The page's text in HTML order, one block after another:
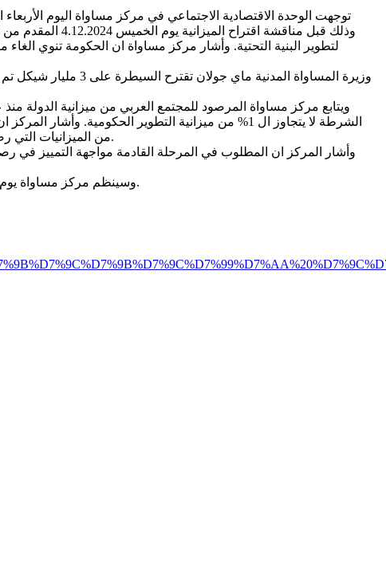
من الميزانيات التي رصدت لها بالسنوات الأخيرة وساهمت ببناء محطات شرطة بعدد كبير من البلدات العربية ومنها جسر الزرقاء، كفركنا، طمرة، كفرياسيف.
وأشار المركز ان المطلوب في المرحلة القادمة مواجهة التمييز في
وسينظم مركز مساواة يوم الثلاثاء 16.12.2025 مؤتمر طارئ بالكنيست بالتعاون مع أعضاء لجنة المالية البرلمانية د. احمد طيبي، عايدة توما سليمان وايمان خطيب.